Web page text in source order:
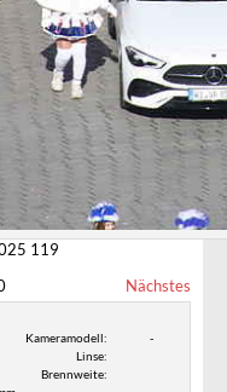
119
Nächstes
Kameramodell:
-
Linse:
Brennweite: